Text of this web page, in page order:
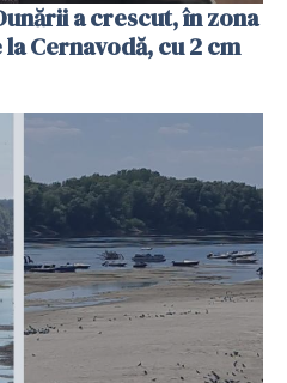
a crescut, în zona
Cernavodă, cu 2 cm